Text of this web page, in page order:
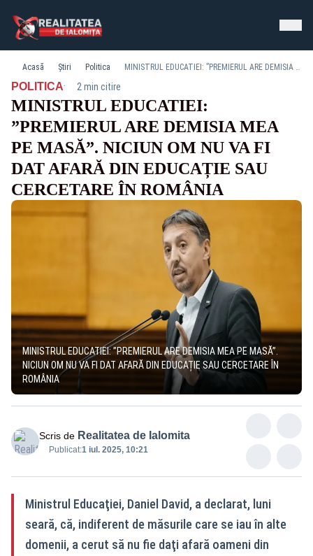
Acasă Știri Politica MINISTRUL EDUCATIEI: ”PREMIERUL ARE DEMISIA MEA PE MASĂ”. NICIUN OM NU VA FI DAT AFARĂ DIN EDUCAȚIE SAU CERCETARE ÎN ROMÂNIA
POLITICA· 2 min citire
MINISTRUL EDUCATIEI:
”PREMIERUL ARE DEMISIA MEA
PE MASĂ”. NICIUN OM NU VA FI
DAT AFARĂ DIN EDUCAȚIE SAU
CERCETARE ÎN ROMÂNIA
MINISTRUL EDUCATIEI: ”PREMIERUL ARE DEMISIA MEA PE MASĂ”.
NICIUN OM NU VA FI DAT AFARĂ DIN EDUCAȚIE SAU CERCETARE ÎN
ROMÂNIA
Scris de Realitatea de Ialomita
Publicat:1 iul. 2025, 10:21
Ministrul Educaţiei, Daniel David, a declarat, luni
seară, că, indiferent de măsurile care se iau în alte
domenii, a cerut să nu fie daţi afară oameni din